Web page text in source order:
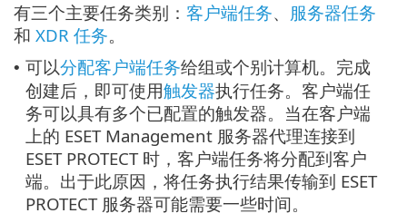
有三个主要任务类别： 客户端任务、 服务器任务
和 XDR 任务。
• 可以分配客户端任务给组或个别计算机。完成
创建后，即可使用触发器执行任务。客户端任
务可以具有多个已配置的触发器。当在客户端
上的 ESET Management 服务器代理连接到
ESET PROTECT 时，客户端任务将分配到客户
端。出于此原因，将任务执行结果传输到 ESET
PROTECT 服务器可能需要一些时间。